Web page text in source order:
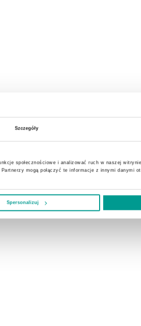
Szczegóły
społecznościowe i analizować ruch w naszej
mogą połączyć te informacje z innymi danymi
Spersonalizuj